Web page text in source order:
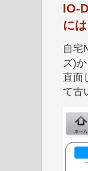
IO-
に
自宅
ズ)
直面
て古